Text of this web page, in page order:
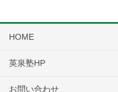
HOME
英泉塾HP
お問い合わせ